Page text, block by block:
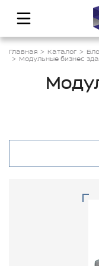
Главная Каталог
Модульные бизнес